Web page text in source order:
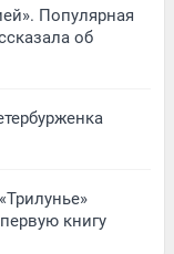
Популярная
об
книгу